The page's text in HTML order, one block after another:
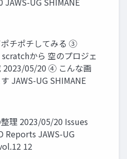
ポチポチしてみる ③
から 空のプロジェ
2023/05/20 ④ こんな画
JAWS-UG SHIMANE
理 2023/05/20 Issues
Reports JAWS-UG
12